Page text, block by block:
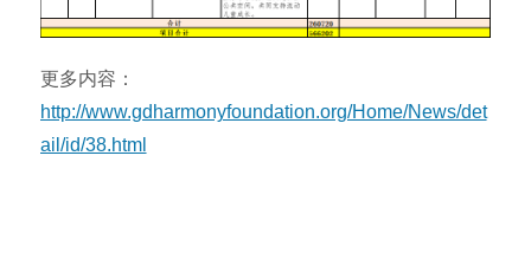
更多内容：
http://www.gdharmonyfoundation.org/Home/News/det
ail/id/38.html